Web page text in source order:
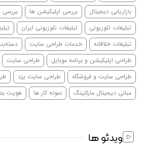
بازاریابی دیجیتال بررسی اپلیکیشن ها
بررسی
تبلیغات تلوزیونی
تبلیغات تلوزیونی ایران
تبلیغات خلاقانه
خدمات طراحی سایت
طراحی اپلیکیشن و برنامه موبایل
طراحی سایت
طراحی سایت و فروشگاه
طراحی سایت یزد
مبانی دیجیتال مارکتینگ
نمونه کار ها هویت
ویدئو ها